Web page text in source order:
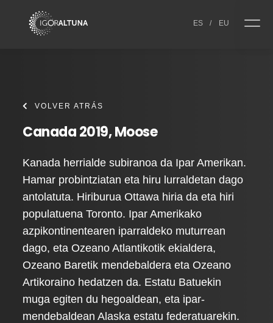
ES / EU
VOLVER ATRÁS
Canada 2019, Moose
Kanada herrialde subiranoa da Ipar Amerikan.
Hamar probintziatan eta hiru lurraldetan dago
antolatuta. Hiriburua Ottawa hiria da eta hiri
populatuena Toronto. Ipar Amerikako
azpikontinentearen iparraldeko muturrean
dago, eta Ozeano Atlantikotik ekialdera,
Ozeano Baretik mendebaldera eta Ozeano
Artikoraino hedatzen da. Estatu Batuekin
muga egiten du hegoaldean, eta ipar-
mendebaldean Alaska estatu federatuarekin.